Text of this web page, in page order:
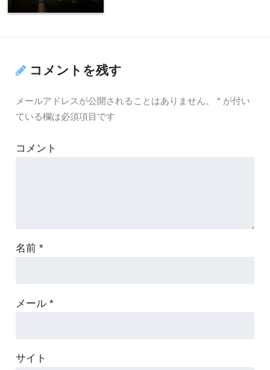
コメントを残す
メールアドレスが公開されることはありません。 *が付い
ている欄は必須項目です
コメント
名前 *
メール *
サイト